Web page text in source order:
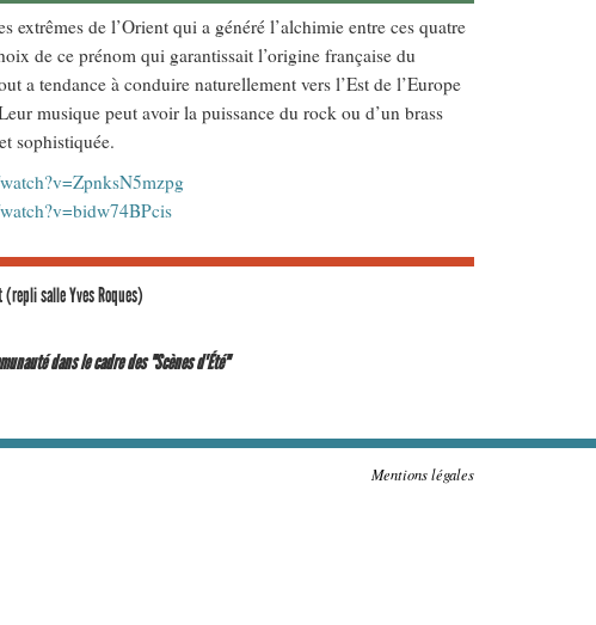
extrêmes de l’Orient qui a généré l’alchimie entre ces quatre
de ce prénom qui garantissait l’origine française du
a tendance à conduire naturellement vers l’Est de l’Europe
musique peut avoir la puissance du rock ou d’un brass
sophistiquée.
salle Yves Roques)
dans le cadre des "Scènes d'Été"
Mentions légales